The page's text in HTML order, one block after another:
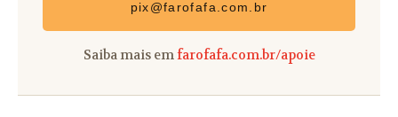
pix@farofafa.com.br
Saiba mais emfarofafa.com.br/apoie